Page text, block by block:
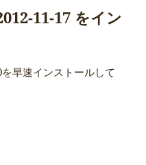
11-17 をイン
早速インストールして